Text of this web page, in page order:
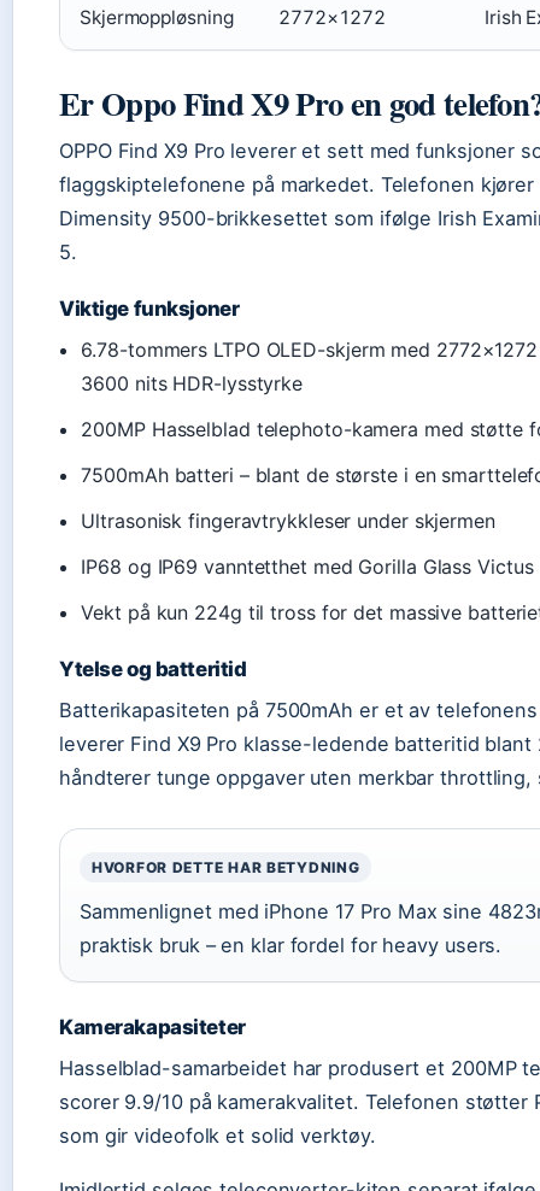
Skjermoppløsning 2772×1272 Irish
Er Oppo Find X9 Pro en god
OPPO Find X9 Pro leverer et sett med funksjoner
flaggskiptelefonene på markedet. Telefonen
Dimensity 9500-brikkesettet som ifølge Irish
5.
Viktige funksjoner
6.78-tommers LTPO OLED-skjerm med
3600 nits HDR-lysstyrke
200MP Hasselblad telephoto-kamera med støtte
7500mAh batteri – blant de største i en
Ultrasonisk fingeravtrykkleser under skjermen
IP68 og IP69 vanntetthet med Gorilla Glass Victus
Vekt på kun 224g til tross for det massive
Ytelse og batteritid
Batterikapasiteten på 7500mAh er et av
leverer Find X9 Pro klasse-ledende batteritid
håndterer tunge oppgaver uten merkbar
HVORFOR DETTE HAR BETYDNING
Sammenlignet med iPhone 17 Pro Max sine
praktisk bruk – en klar fordel for heavy users.
Kamerakapasiteter
Hasselblad-samarbeidet har produsert et 200MP
scorer 9.9/10 på kamerakvalitet. Telefonen støtter
som gir videofolk et solid verktøy.